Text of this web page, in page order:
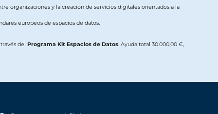
organizaciones y la creación de servicios digitales orientados a la
europeos de espacios de datos.
través del Programa Kit Espacios de Datos. Ayuda total 30.000,00 €,